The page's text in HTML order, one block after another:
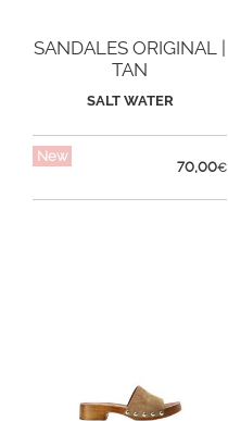
SANDALES ORIGINAL |
TAN
SALT WATER
New
70,00€